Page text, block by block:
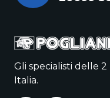
Gli specialisti delle
Italia.